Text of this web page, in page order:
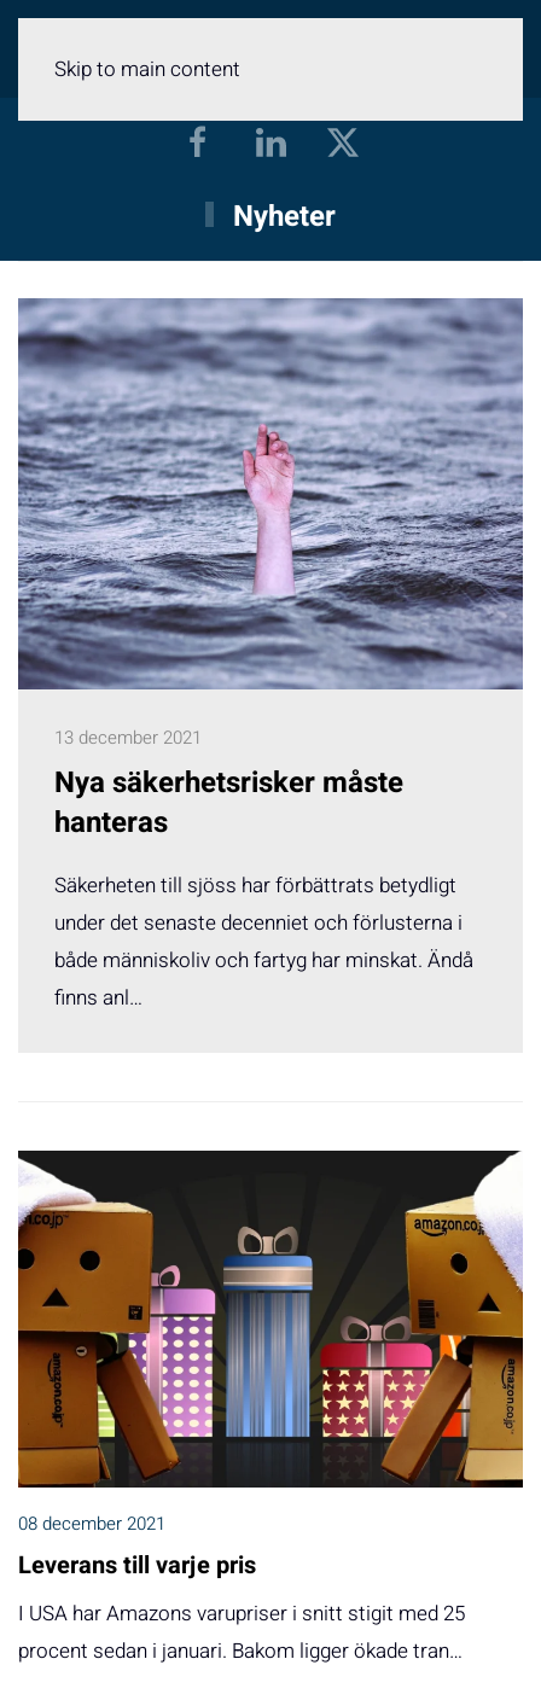
Skip to main content
Nyheter
13 december 2021
Nya säkerhetsrisker måste
hanteras
Säkerheten till sjöss har förbättrats betydligt
under det senaste decenniet och förlusterna i
både människoliv och fartyg har minskat. Ändå
finns anl…
08 december 2021
Leverans till varje pris
I USA har Amazons varupriser i snitt stigit med 25
procent sedan i januari. Bakom ligger ökade tran…